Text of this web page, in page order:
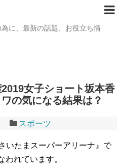
に、最新の話題、お役立ち情
女子ショート坂本香
の気になる結果は？
スポーツ
いたまスーパーアリーナ』で
われています。